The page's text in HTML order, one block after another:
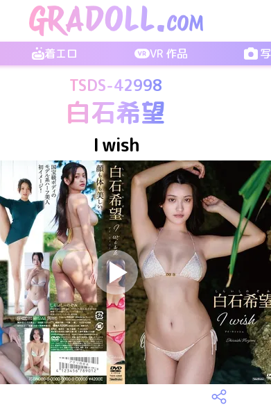
着エロ VR 作品
TSDS-42998
白石希望
I wish